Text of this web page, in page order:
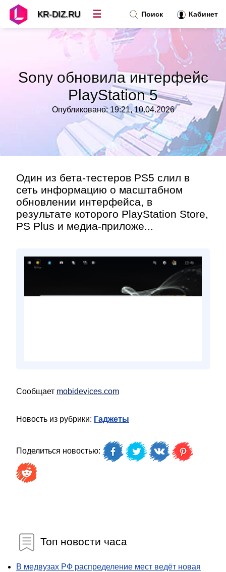
Sony обновила интерфейс
PlayStation 5
Опубликовано: 19:21, 10.04.2026
Один из бета-тестеров PS5 слил в
сеть информацию о масштабном
обновлении интерфейса, в
результате которого PlayStation Store,
PS Plus и медиа-приложе...
Сообщает mobidevices.com
Новость из рубрики: Гаджеты
Поделиться новостью:
Топ новости часа
В медвузах РФ распределение мест ведёт новая
Поиск Кабинет
KR-DIZ.RU ☰
Топ новостей»
»
»
Контакт»